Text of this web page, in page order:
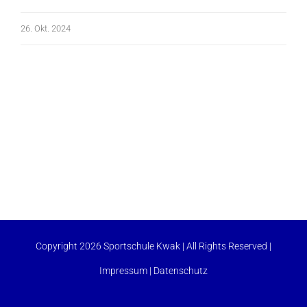
26. Okt. 2024
Copyright 2026 Sportschule Kwak | All Rights Reserved |
Impressum | Datenschutz